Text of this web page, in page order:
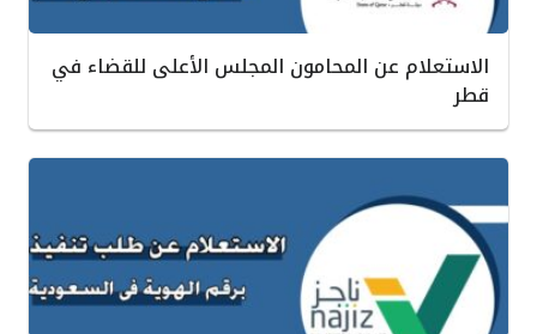
الاستعلام عن المحامون المجلس الأعلى للقضاء في
قطر